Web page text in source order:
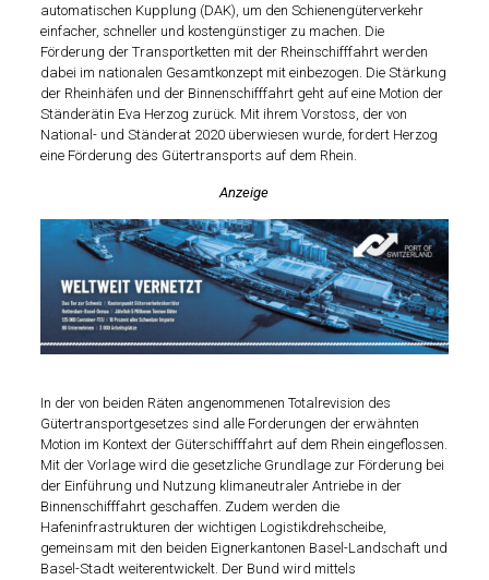
automatischen Kupplung (DAK), um den Schienengüterverkehr
einfacher, schneller und kostengünstiger zu machen. Die
Förderung der Transportketten mit der Rheinschifffahrt werden
dabei im nationalen Gesamtkonzept mit einbezogen. Die Stärkung
der Rheinhäfen und der Binnenschifffahrt geht auf eine Motion der
Ständerätin Eva Herzog zurück. Mit ihrem Vorstoss, der von
National- und Ständerat 2020 überwiesen wurde, fordert Herzog
eine Förderung des Gütertransports auf dem Rhein.
Anzeige
In der von beiden Räten angenommenen Totalrevision des
Gütertransportgesetzes sind alle Forderungen der erwähnten
Motion im Kontext der Güterschifffahrt auf dem Rhein eingeflossen.
Mit der Vorlage wird die gesetzliche Grundlage zur Förderung bei
der Einführung und Nutzung klimaneutraler Antriebe in der
Binnenschifffahrt geschaffen. Zudem werden die
Hafeninfrastrukturen der wichtigen Logistikdrehscheibe,
gemeinsam mit den beiden Eignerkantonen Basel-Landschaft und
Basel-Stadt weiterentwickelt. Der Bund wird mittels